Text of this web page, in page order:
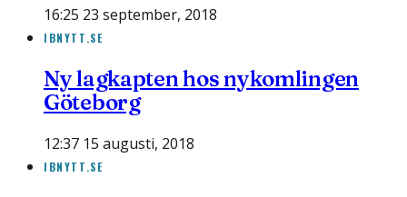
16:25 23 september, 2018
IBNYTT.SE
Ny lagkapten hos nykomlingen
Göteborg
12:37 15 augusti, 2018
IBNYTT.SE